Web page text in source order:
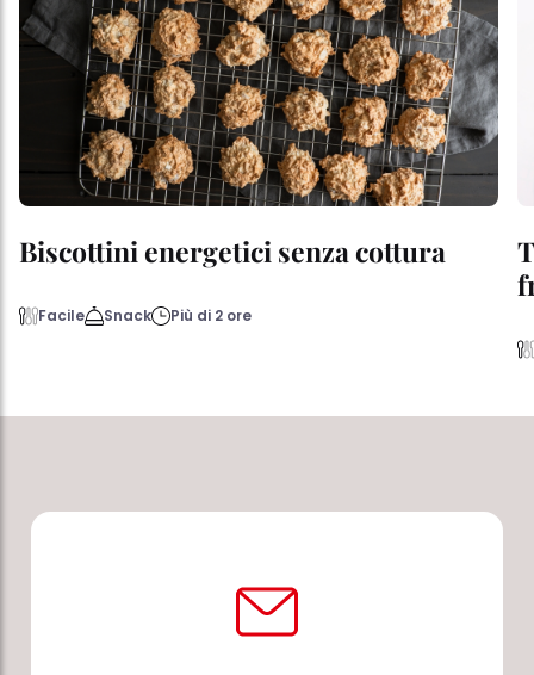
Biscottini energetici senza cottura
Facile Snack Più di 2 ore